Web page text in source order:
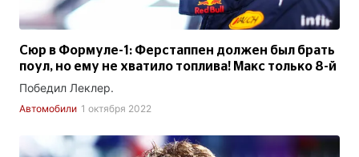
Сюр в Формуле-1: Ферстаппен должен был брать
поул, но ему не хватило топлива! Макс только 8-й
Победил Леклер.
Автомобили 1 октября 2022